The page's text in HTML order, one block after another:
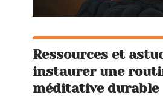
Ressources et
instaurer une
méditative durable